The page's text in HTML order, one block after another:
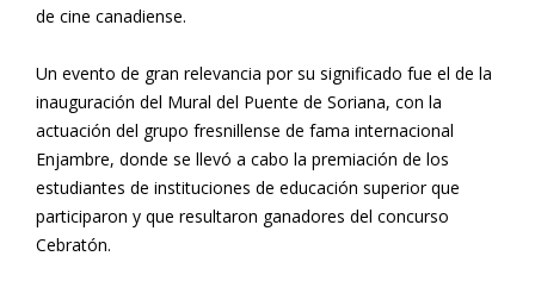
de cine canadiense.
Un evento de gran relevancia por su significado fue el de la
inauguración del Mural del Puente de Soriana, con la
actuación del grupo fresnillense de fama internacional
Enjambre, donde se llevó a cabo la premiación de los
estudiantes de instituciones de educación superior que
participaron y que resultaron ganadores del concurso
Cebratón.